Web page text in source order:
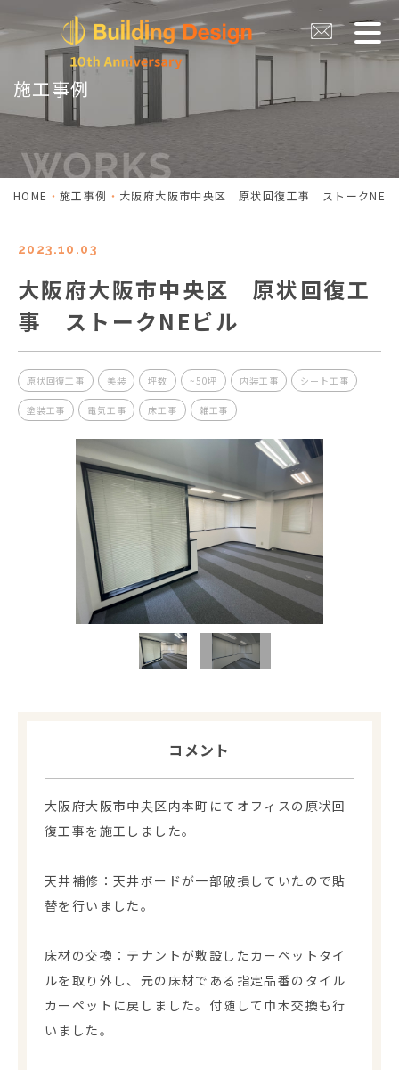
施工事例
HOME 施工事例 大阪府大阪市中央区 原状回復工事 ストークNE
2023.10.03
大阪府大阪市中央区 原状回復工
事 ストークNEビル
原状回復工事 美装 坪数 ~50坪 内装工事 シート工事
塗装工事 電気工事 床工事 雑工事
コメント
大阪府大阪市中央区内本町にてオフィスの原状回
復工事を施工しました。
天井補修：天井ボードが一部破損していたので貼
替を行いました。
床材の交換：テナントが敷設したカーペットタイ
ルを取り外し、元の床材である指定品番のタイル
カーペットに戻しました。付随して巾木交換も行
いました。